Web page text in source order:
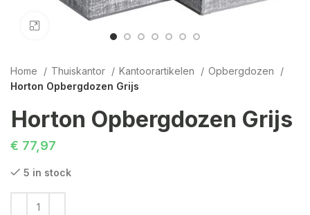
Home Thuiskantor Kantoorartikelen
Opbergdozen
Horton Opbergdozen Grijs
Horton Opbergdozen Grijs
€ 77,97
5 in stock